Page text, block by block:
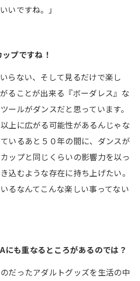
いですね。」
プですね！
らない、そして見るだけで楽し
ることが出来る『ボーダレス』な
ールがダンスだと思っています。
上に広がる可能性があるんじゃな
いるあと５０年の間に、ダンスが
ップと同じくらいの影響力を以っ
込むような存在に持ち上げたい。
るなんてこんな楽しい事ってない
にも重なるところがあるのでは？
だったアダルトグッズを生活の中